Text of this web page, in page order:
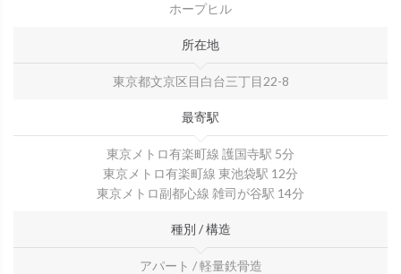
ホープヒル
所在地
東京都文京区目白台三丁目22-8
最寄駅
東京メトロ有楽町線 護国寺駅 5分
東京メトロ有楽町線 東池袋駅 12分
東京メトロ副都心線 雑司が谷駅 14分
種別 / 構造
アパート / 軽量鉄骨造